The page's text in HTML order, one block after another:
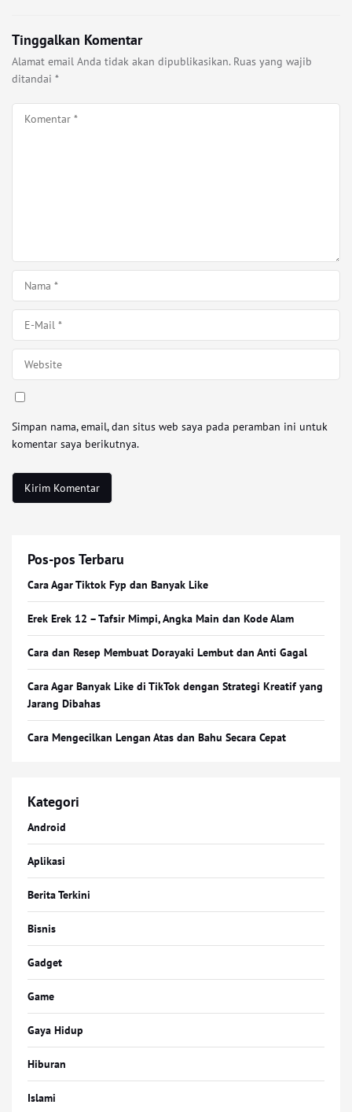
Tinggalkan Komentar
Alamat email Anda tidak akan dipublikasikan. Ruas yang wajib
ditandai *
Simpan nama, email, dan situs web saya pada peramban ini untuk
komentar saya berikutnya.
Pos-pos Terbaru
Cara Agar Tiktok Fyp dan Banyak Like
Erek Erek 12 – Tafsir Mimpi, Angka Main dan Kode Alam
Cara dan Resep Membuat Dorayaki Lembut dan Anti Gagal
Cara Agar Banyak Like di TikTok dengan Strategi Kreatif yang
Jarang Dibahas
Cara Mengecilkan Lengan Atas dan Bahu Secara Cepat
Kategori
Android
Aplikasi
Berita Terkini
Bisnis
Gadget
Game
Gaya Hidup
Hiburan
Islami